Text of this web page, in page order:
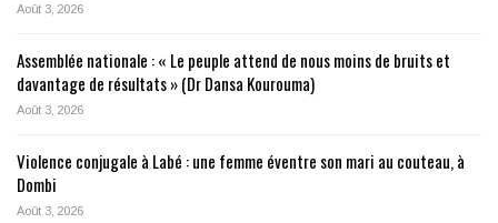
Août 3, 2026
Assemblée nationale : « Le peuple attend de nous moins de bruits et
davantage de résultats » (Dr Dansa Kourouma)
Août 3, 2026
Violence conjugale à Labé : une femme éventre son mari au couteau, à
Dombi
Août 3, 2026